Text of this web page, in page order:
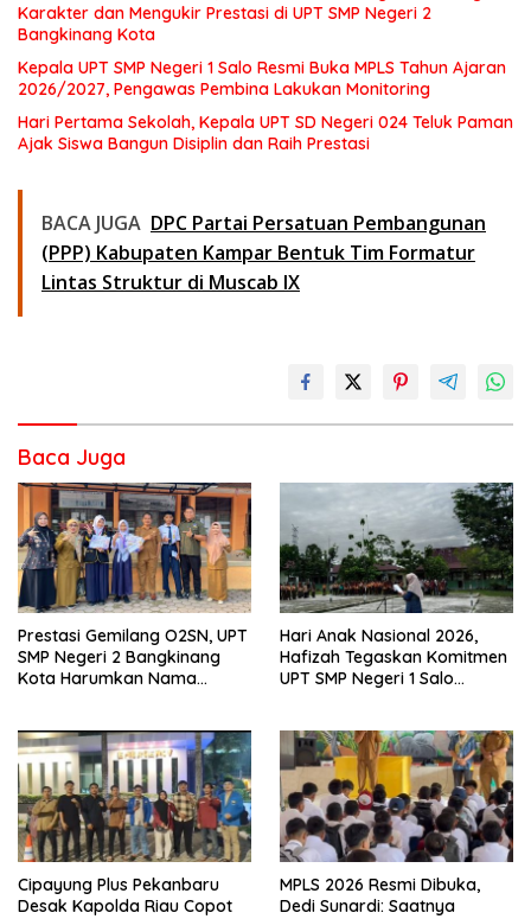
Karakter dan Mengukir Prestasi di UPT SMP Negeri 2
Bangkinang Kota
Kepala UPT SMP Negeri 1 Salo Resmi Buka MPLS Tahun Ajaran
2026/2027, Pengawas Pembina Lakukan Monitoring
Hari Pertama Sekolah, Kepala UPT SD Negeri 024 Teluk Paman
Ajak Siswa Bangun Disiplin dan Raih Prestasi
BACA JUGA DPC Partai Persatuan Pembangunan
(PPP) Kabupaten Kampar Bentuk Tim Formatur
Lintas Struktur di Muscab IX
Baca Juga
Prestasi Gemilang O2SN, UPT
SMP Negeri 2 Bangkinang
Kota Harumkan Nama
Hari Anak Nasional 2026,
Hafizah Tegaskan Komitmen
UPT SMP Negeri 1 Salo
Cipayung Plus Pekanbaru
Desak Kapolda Riau Copot
MPLS 2026 Resmi Dibuka,
Dedi Sunardi: Saatnya